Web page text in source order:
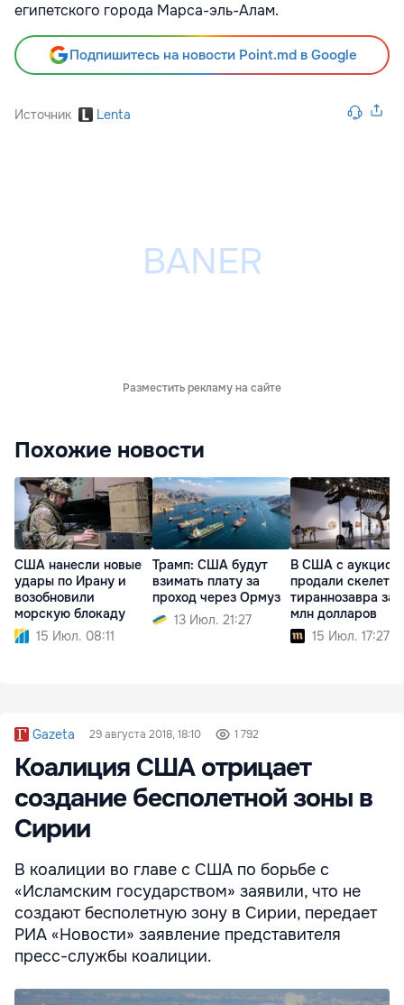
египетского города Марса-эль-Алам.
Подпишитесь на новости Point.md в Google
Источник Lenta
Разместить рекламу на сайте
Похожие новости
США нанесли новые
удары по Ирану и
возобновили
морскую блокаду
15 Июл. 08:11
Трамп: США будут
взимать плату за
проход через Ормуз
13 Июл. 21:27
В США с
продали скелет
тираннозавра за
млн долларов
15 Июл. 17:27
Gazeta 29 августа 2018, 18:10 1 792
Коалиция США отрицает
создание бесполетной зоны в
Сирии
В коалиции во главе с США по борьбе с
«Исламским государством» заявили, что не
создают бесполетную зону в Сирии, передает
РИА «Новости» заявление представителя
пресс-службы коалиции.